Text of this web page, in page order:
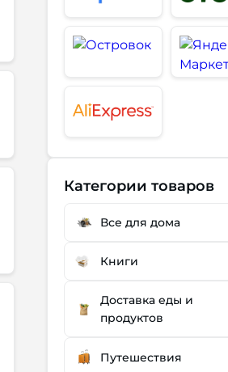
Категории товаров
Все для дома
Книги
Доставка еды и
продуктов
Путешествия